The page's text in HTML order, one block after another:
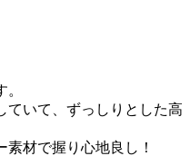
ていて、ずっしりとした高
材で握り心地良し！